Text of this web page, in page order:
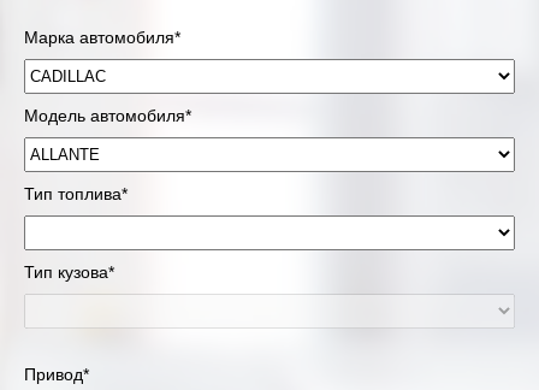
Марка автомобиля*
Модель автомобиля*
Тип топлива*
Тип кузова*
Привод*